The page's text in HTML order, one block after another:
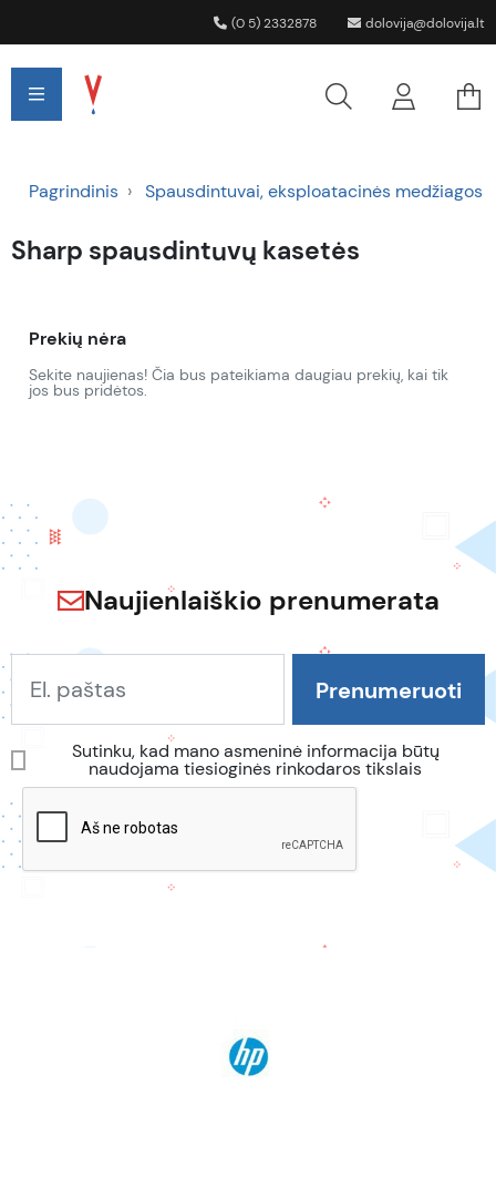
(0 5) 2332878 dolovija@dolovija.lt
Pagrindinis Spausdintuvai, eksploatacinės medžiagos
Sharp spausdintuvų kasetės
Prekių nėra
Sekite naujienas! Čia bus pateikiama daugiau prekių, kai tik
jos bus pridėtos.
Naujienlaiškio prenumerata
Sutinku, kad mano asmeninė informacija būtų
naudojama tiesioginės rinkodaros tikslais